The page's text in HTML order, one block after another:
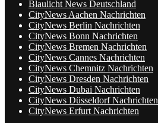
Blaulicht News Deutschland
CityNews Aachen Nachrichten
CityNews Berlin Nachrichten
CityNews Bonn Nachrichten
CityNews Bremen Nachrichten
CityNews Cannes Nachrichten
CityNews Chemnitz Nachrichten
CityNews Dresden Nachrichten
CityNews Dubai Nachrichten
CityNews Düsseldorf Nachrichten
CityNews Erfurt Nachrichten